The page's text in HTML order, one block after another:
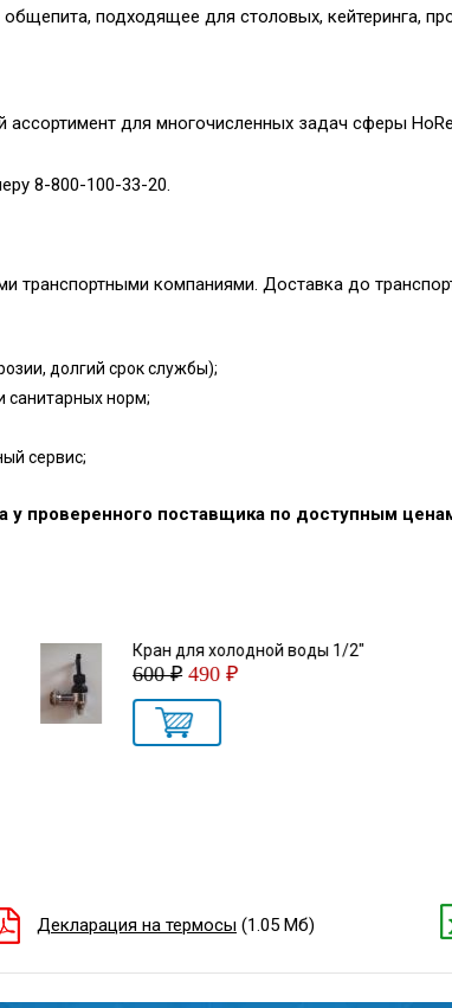
подходящее для столовых, кейтеринга,
для многочисленных задач сферы
8-800-100-33-20.
компаниями. Доставка до
долгий срок службы);
санитарных норм;
сервис;
у проверенного поставщика по доступным
Кран для холодной воды 1/2"
600 ₽ 490 ₽
Декларация на термосы (1.05 Мб)